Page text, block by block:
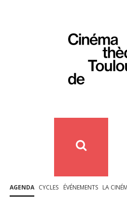
AGENDA CYCLES ÉVÉNEMENTS LA